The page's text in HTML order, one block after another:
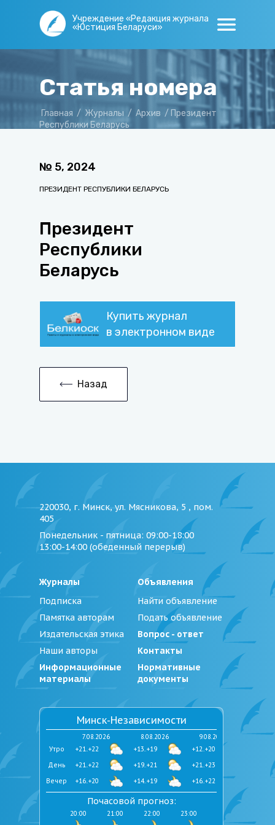
Учреждение «Редакция журнала
«Юстиция Беларуси»
Статья номера
Главная / Журналы / Архив / Президент
Республики Беларусь
№ 5, 2024
ПРЕЗИДЕНТ РЕСПУБЛИКИ БЕЛАРУСЬ
Президент
Республики
Беларусь
Купить журнал
в электронном виде
Назад
220030, г. Минск, ул. Мясникова, 5 , пом.
405
Понедельник - пятница: 09:00-18:00
13:00-14:00 (обеденный перерыв)
Журналы
Подписка
Памятка авторам
Издательская этика
Наши авторы
Информационные
материалы
Объявления
Найти объявление
Подать объявление
Вопрос - ответ
Контакты
Нормативные
документы
Минск-Независимости
7.08.2026
+21..+22
+21..+22
+16..+20
8.08.2026
+13..+19
+19..+21
+14..+19
9.08.2026
+12..+20
+21..+23
+16..+22
Вечер
День
Утро
Почасовой прогноз:
20:00 21:00 22:00 23:00